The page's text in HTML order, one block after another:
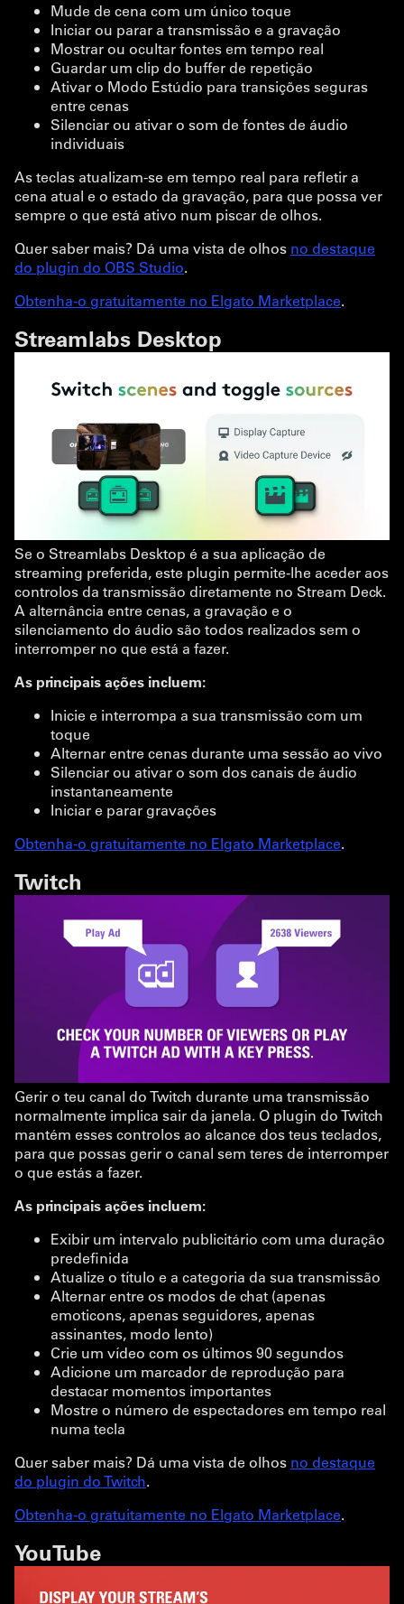
Mude de cena com um único toque
Iniciar ou parar a transmissão e a gravação
Mostrar ou ocultar fontes em tempo real
Guardar um clip do buffer de repetição
Ativar o Modo Estúdio para transições seguras
entre cenas
Silenciar ou ativar o som de fontes de áudio
individuais
As teclas atualizam-se em tempo real para refletir a
cena atual e o estado da gravação, para que possa ver
sempre o que está ativo num piscar de olhos.
Quer saber mais? Dá uma vista de olhos no destaque
do plugin do OBS Studio.
Obtenha-o gratuitamente no Elgato Marketplace.
Streamlabs Desktop
Se o Streamlabs Desktop é a sua aplicação de
streaming preferida, este plugin permite-lhe aceder aos
controlos da transmissão diretamente no Stream Deck.
A alternância entre cenas, a gravação e o
silenciamento do áudio são todos realizados sem o
interromper no que está a fazer.
As principais ações incluem:
Inicie e interrompa a sua transmissão com um
toque
Alternar entre cenas durante uma sessão ao vivo
Silenciar ou ativar o som dos canais de áudio
instantaneamente
Iniciar e parar gravações
Obtenha-o gratuitamente no Elgato Marketplace.
Twitch
Gerir o teu canal do Twitch durante uma transmissão
normalmente implica sair da janela. O plugin do Twitch
mantém esses controlos ao alcance dos teus teclados,
para que possas gerir o canal sem teres de interromper
o que estás a fazer.
As principais ações incluem:
Exibir um intervalo publicitário com uma duração
predefinida
Atualize o título e a categoria da sua transmissão
Alternar entre os modos de chat (apenas
emoticons, apenas seguidores, apenas
assinantes, modo lento)
Crie um vídeo com os últimos 90 segundos
Adicione um marcador de reprodução para
destacar momentos importantes
Mostre o número de espectadores em tempo real
numa tecla
Quer saber mais? Dá uma vista de olhos no destaque
do plugin do Twitch.
Obtenha-o gratuitamente no Elgato Marketplace.
YouTube